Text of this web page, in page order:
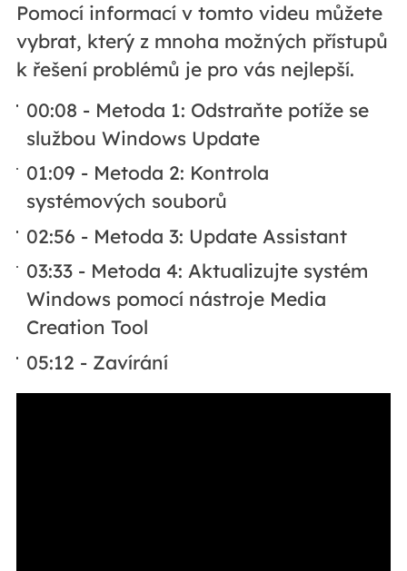
Pomocí informací v tomto videu můžete
vybrat, který z mnoha možných přístupů
k řešení problémů je pro vás nejlepší.
00:08 - Metoda 1: Odstraňte potíže se
službou Windows Update
01:09 - Metoda 2: Kontrola
systémových souborů
02:56 - Metoda 3: Update Assistant
03:33 - Metoda 4: Aktualizujte systém
Windows pomocí nástroje Media
Creation Tool
05:12 - Zavírání